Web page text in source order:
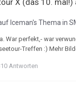
X (das 10. mal!)
Iceman's Thema in
War perfekt,- war
Treffen :) Mehr
Antworten